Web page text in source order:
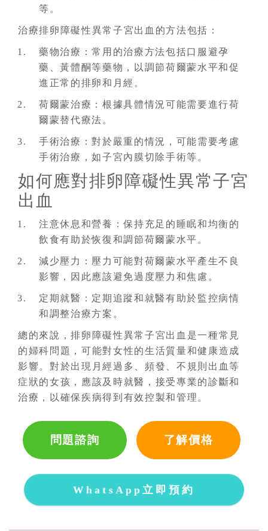
等。
治療排卵障礙性異常子宮出血的方法包括：
藥物治療：常用的治療方法包括口服避孕
藥、黃體酮等藥物，以調節荷爾蒙水平和促
進正常的排卵和月經。
荷爾蒙治療：根據具體情況可能需要進行荷
爾蒙替代療法。
手術治療：對於嚴重的情況，可能需要考慮
手術治療，如子宮內膜切除手術等。
如何應對排卵障礙性異常子宮
出血
注意休息和營養：保持充足的睡眠和均衡的
飲食有助於恢復和調節荷爾蒙水平。
減少壓力：壓力可能對荷爾蒙水平產生不良
影響，因此應該避免過度壓力和焦慮。
定期就醫：定期追蹤和就醫有助於監控病情
和調整治療方案。
總的來說，排卵障礙性異常子宮出血是一種常見
的婦科問題，可能對女性的生活質量和健康造成
影響。對於出現月經過多、頻發、不規則出血等
症狀的女孩，應該及時就醫，接受專業的診斷和
治療，以確保疾病得到有效控製和管理。
問題諮詢 了解價格
WhatsApp立即預約